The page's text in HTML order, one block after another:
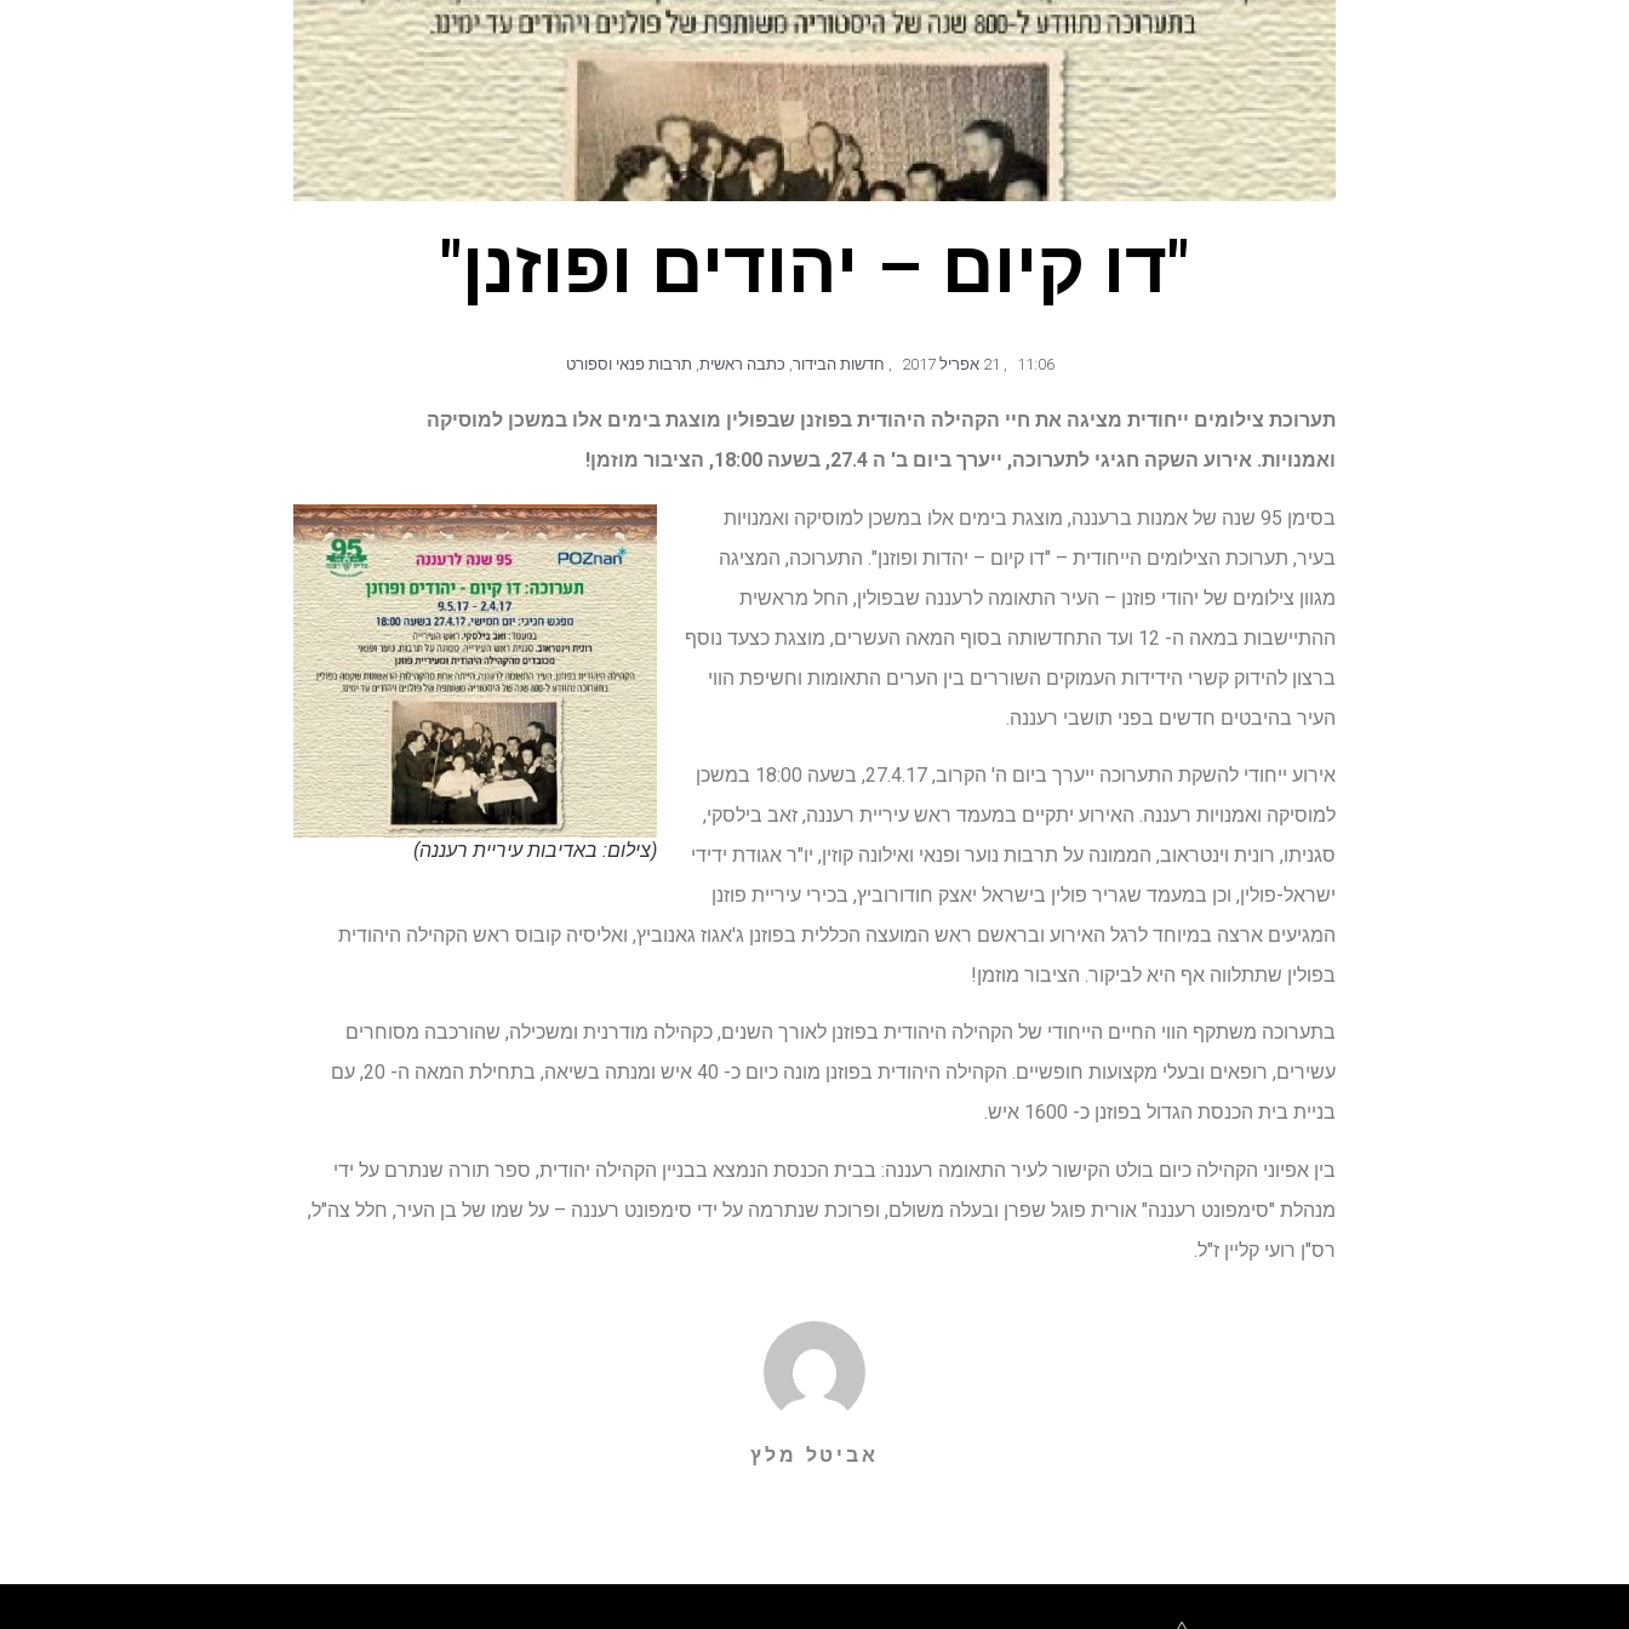
"דו קיום – יהודים ופוזנן"
11:06
,
, חדשות הבידור, כתבה ראשית, תרבות פנאי וספורט
תערוכת צילומים ייחודית מציגה את חיי הקהילה היהודית בפוזנן שבפולין מוצגת בימים אלו במשכן למוסיקה
ואמנויות. אירוע השקה חגיגי לתערוכה, ייערך ביום ב' ה 27.4, בשעה 18:00, הציבור מוזמן!
(צילום: באדיבות עיריית רעננה)
בסימן 95 שנה של אמנות ברעננה, מוצגת בימים אלו במשכן למוסיקה ואמנויות
בעיר, תערוכת הצילומים הייחודית – "דו קיום – יהדות ופוזנן". התערוכה, המציגה
מגוון צילומים של יהודי פוזנן – העיר התאומה לרעננה שבפולין, החל מראשית
ההתיישבות במאה ה- 12 ועד התחדשותה בסוף המאה העשרים, מוצגת כצעד נוסף
ברצון להידוק קשרי הידידות העמוקים השוררים בין הערים התאומות וחשיפת הווי
העיר בהיבטים חדשים בפני תושבי רעננה.
אירוע ייחודי להשקת התערוכה ייערך ביום ה' הקרוב, 27.4.17, בשעה 18:00 במשכן
למוסיקה ואמנויות רעננה. האירוע יתקיים במעמד ראש עיריית רעננה, זאב בילסקי,
סגניתו, רונית וינטראוב, הממונה על תרבות נוער ופנאי ואילונה קוזין, יו"ר אגודת ידידי
ישראל-פולין, וכן במעמד שגריר פולין בישראל יאצק חודורוביץ, בכירי עיריית פוזנן
המגיעים ארצה במיוחד לרגל האירוע ובראשם ראש המועצה הכללית בפוזנן ג'אגוז גאנוביץ, ואליסיה קובוס ראש הקהילה היהודית
בפולין שתתלווה אף היא לביקור. הציבור מוזמן!
בתערוכה משתקף הווי החיים הייחודי של הקהילה היהודית בפוזנן לאורך השנים, כקהילה מודרנית ומשכילה, שהורכבה מסוחרים
עשירים, רופאים ובעלי מקצועות חופשיים. הקהילה היהודית בפוזנן מונה כיום כ- 40 איש ומנתה בשיאה, בתחילת המאה ה- 20, עם
בניית בית הכנסת הגדול בפוזנן כ- 1600 איש.
בין אפיוני הקהילה כיום בולט הקישור לעיר התאומה רעננה: בבית הכנסת הנמצא בבניין הקהילה יהודית, ספר תורה שנתרם על ידי
מנהלת "סימפונט רעננה" אורית פוגל שפרן ובעלה משולם, ופרוכת שנתרמה על ידי סימפונט רעננה – על שמו של בן העיר, חלל צה"ל,
רס"ן רועי קליין ז"ל.
אביטל מלץ